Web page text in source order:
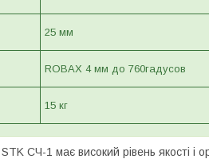
25 мм
ROBAX 4 мм до 760гадусов
15 кг
СЧ-1 має високий рівень якості і